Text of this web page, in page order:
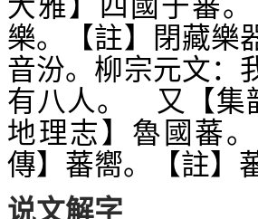
樂。【註】閉藏
音汾。柳宗元文：
有八人。 又【集
地理志】魯國蕃
傳】蕃嚮。【註】
说文解字